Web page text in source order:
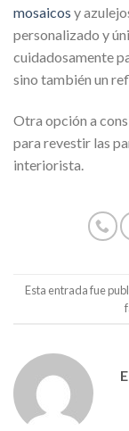
mosaicos y
personalizado y
cuidadosamente
sino también un
Otra opción a
para revestir las
interiorista.
Esta entrada fue